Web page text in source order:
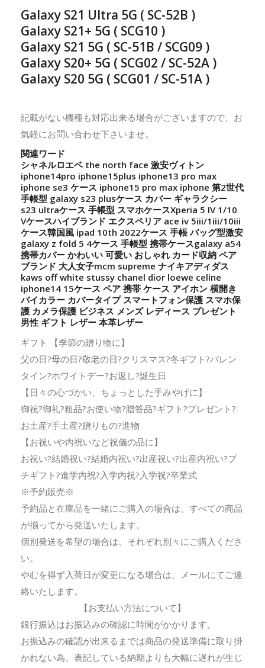
Galaxy S21 Ultra 5G ( SC-52B )
Galaxy S21+ 5G ( SCG10 )
Galaxy S21 5G ( SC-51B / SCG09 )
Galaxy S20+ 5G ( SCG02 / SC-52A )
Galaxy S20 5G ( SCG01 / SC-51A )
記載がない機種も対応出来る場合がございますので、お
気軽にお問い合わせ下さいませ。
関連ワード
シャネルロエベ the north face 激安ヴィトン
iphone14pro iphone15plus iphone13 pro max
iphone se3 ケース iphone15 pro max iphone 第2世代
手帳型 galaxy s23 plusケース カバー ギャラクシー
s23 ultraケース 手帳型 スマホケースXperia 5 IV 1/10
Vケースハイブランド エクスペリア ace iv 5iii/1iii/10iii
ケース韓国風 ipad 10th 2022ケース 手帳 バッグ型激安
galaxy z fold 5 4ケース 手帳型 携帯ケースgalaxy a54
携帯カバー かわいい 可愛い おしゃれ カード収納 ペア
ブランド 大人女子mcm supreme ナイキアディダス
kaws off white stussy chanel dior loewe celine
iphone14 15ケース ペア 携帯 ケース アイホン 横開き
バイカラー カバータイプ スマートフォン保護 スマホ保
護 カメラ保護 ビジネス メンズ レディース プレゼント
男性 ギフト レザー 本革レザー
ギフト 【季節の贈り物に】
父の日?母の日?敬老の日?クリスマス?冬ギフト?バレン
タイン?ホワイトデー?お返し?誕生日
【日々の心づかい、ちょっとした手みやげに】
御祝?御礼?粗品?お使い物?贈答品?ギフト?プレゼント?
お土産?手土産?贈りもの?進物
【お祝いや内祝いなど祝儀の品に】
お祝い?結婚祝い?結婚内祝い?出産祝い?出産内祝い?プ
チギフト?進学内祝?入学内祝?入学祝?卒業式
※予約販売※
予約品と在庫品を一緒にご購入の場合は、すべての商品
が揃ってから発送いたします。
個別発送を希望の場合は、それぞれ別々にご購入くださ
い。
やむを得ず入荷日が変更になる場合は、メールにてご連
絡いたします。
【お支払い方法について】
銀行振込はお振込みの確認に時間がかかります。
お振込みの確認が出来るまでは商品の発送準備に取り掛
かれない為、表記している納期よりも大幅に遅れが生じ